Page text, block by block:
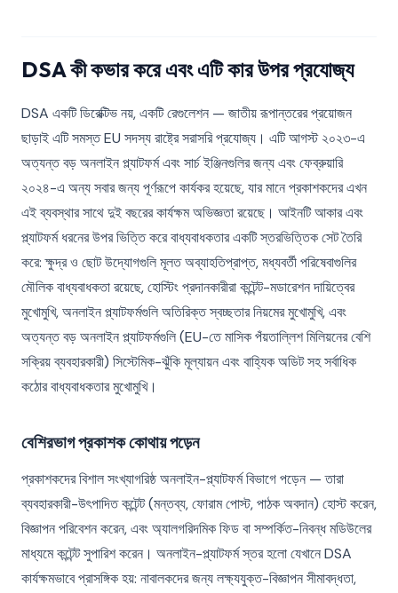
DSA কী কভার করে এবং এটি কার উপর প্রযোজ্য
DSA একটি ডিরেক্টিভ নয়, একটি রেগুলেশন — জাতীয় রূপান্তরের প্রয়োজন
ছাড়াই এটি সমস্ত EU সদস্য রাষ্ট্রে সরাসরি প্রযোজ্য। এটি আগস্ট ২০২৩-এ
অত্যন্ত বড় অনলাইন প্ল্যাটফর্ম এবং সার্চ ইঞ্জিনগুলির জন্য এবং ফেব্রুয়ারি
২০২৪-এ অন্য সবার জন্য পূর্ণরূপে কার্যকর হয়েছে, যার মানে প্রকাশকদের এখন
এই ব্যবস্থার সাথে দুই বছরের কার্যক্ষম অভিজ্ঞতা রয়েছে। আইনটি আকার এবং
প্ল্যাটফর্ম ধরনের উপর ভিত্তি করে বাধ্যবাধকতার একটি স্তরভিত্তিক সেট তৈরি
করে: ক্ষুদ্র ও ছোট উদ্যোগগুলি মূলত অব্যাহতিপ্রাপ্ত, মধ্যবর্তী পরিষেবাগুলির
মৌলিক বাধ্যবাধকতা রয়েছে, হোস্টিং প্রদানকারীরা কন্টেন্ট-মডারেশন দায়িত্বের
মুখোমুখি, অনলাইন প্ল্যাটফর্মগুলি অতিরিক্ত স্বচ্ছতার নিয়মের মুখোমুখি, এবং
অত্যন্ত বড় অনলাইন প্ল্যাটফর্মগুলি (EU-তে মাসিক পঁয়তাল্লিশ মিলিয়নের বেশি
সক্রিয় ব্যবহারকারী) সিস্টেমিক-ঝুঁকি মূল্যায়ন এবং বাহ্যিক অডিট সহ সর্বাধিক
কঠোর বাধ্যবাধকতার মুখোমুখি।
বেশিরভাগ প্রকাশক কোথায় পড়েন
প্রকাশকদের বিশাল সংখ্যাগরিষ্ঠ অনলাইন-প্ল্যাটফর্ম বিভাগে পড়েন — তারা
ব্যবহারকারী-উৎপাদিত কন্টেন্ট (মন্তব্য, ফোরাম পোস্ট, পাঠক অবদান) হোস্ট করেন,
বিজ্ঞাপন পরিবেশন করেন, এবং অ্যালগরিদমিক ফিড বা সম্পর্কিত-নিবন্ধ মডিউলের
মাধ্যমে কন্টেন্ট সুপারিশ করেন। অনলাইন-প্ল্যাটফর্ম স্তর হলো যেখানে DSA
কার্যক্ষমভাবে প্রাসঙ্গিক হয়: নাবালকদের জন্য লক্ষ্যযুক্ত-বিজ্ঞাপন সীমাবদ্ধতা,